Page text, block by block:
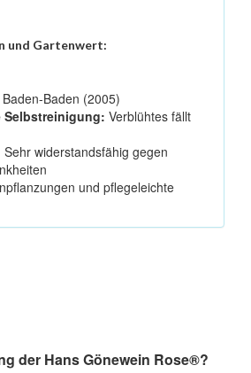
und Gartenwert:
Baden (2005)
Selbstreinigung: Verblühtes fällt
Sehr widerstandsfähig gegen
und pflegeleichte
der Hans Gönewein Rose®?